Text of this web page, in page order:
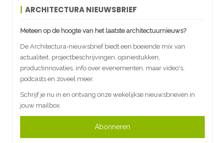
ARCHITECTURA NIEUWSBRIEF
Meteen op de hoogte van het laatste architectuurnieuws?
De Architectura-nieuwsbrief biedt een boeiende mix van
actualiteit, projectbeschrijvingen, opiniestukken,
productinnovaties, info over evenementen, maar video's,
podcasts en zoveel meer.
Schrijf je nu in en ontvang onze wekelijkse nieuwsbrieven in
jouw mailbox.
Abonneren